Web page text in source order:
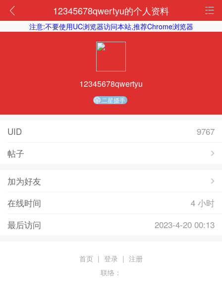
12345678qwertyu的个人资料
注意:不要使用UC浏览器访问本站,推荐Chrome浏览器
12345678qwertyu
二星摄手
UID
9767
帖子
加为好友
在线时间
4 小时
最后访问
2023-4-20 00:13
首页 | 登录 | 注册
联络：